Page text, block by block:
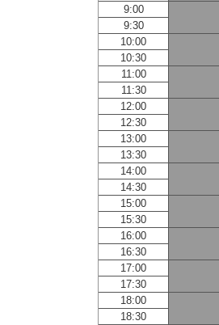
9:00
9:30
10:00
10:30
11:00
11:30
12:00
12:30
13:00
13:30
14:00
14:30
15:00
15:30
16:00
16:30
17:00
17:30
18:00
18:30